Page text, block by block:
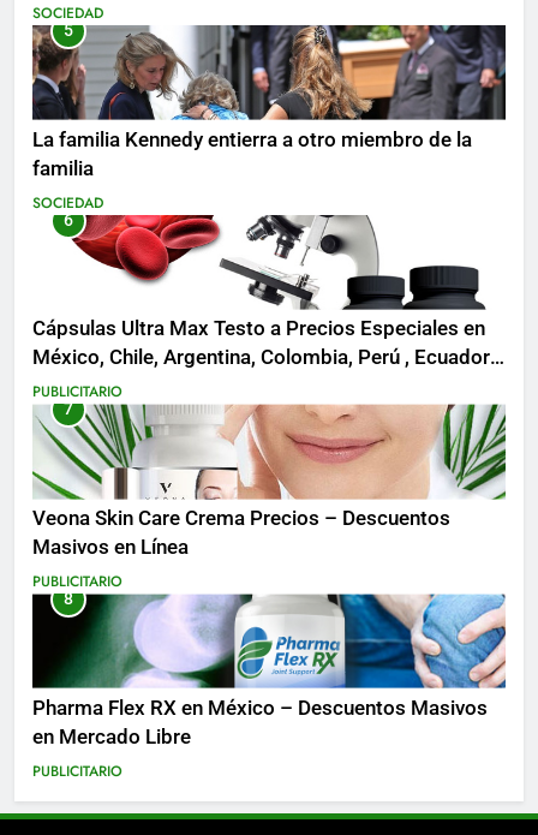
SOCIEDAD
5
La familia Kennedy entierra a otro miembro de la
familia
SOCIEDAD
6
Cápsulas Ultra Max Testo a Precios Especiales en
México, Chile, Argentina, Colombia, Perú , Ecuador,
Costa Rica y Más
PUBLICITARIO
7
Veona Skin Care Crema Precios – Descuentos
Masivos en Línea
PUBLICITARIO
8
Pharma Flex RX en México – Descuentos Masivos
en Mercado Libre
PUBLICITARIO